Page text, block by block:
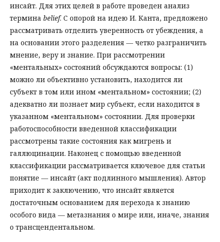
инсайт. Для этих целей в работе проведен анализ
термина belief. С опорой на идею И. Канта, предложено
рассматривать отделить уверенность от убеждения, а
на основании этого разделения — четко разграничить
мнение, веру и знание. При рассмотрении
«ментальных» состояний обсуждаются вопросы: (1)
можно ли объективно установить, находится ли
субъект в том или ином «ментальном» состоянии; (2)
адекватно ли познает мир субъект, если находится в
указанном «ментальном» состоянии. Для проверки
работоспособности введенной классификации
рассмотрены такие состояния как мигрень и
галлюцинации. Наконец с помощью введенной
классификации рассматривается ключевое для статьи
понятие — инсайт (акт подлинного мышления). Автор
приходит к заключению, что инсайт является
достаточным основанием для перехода к знанию
особого вида — метазнания о мире или, иначе, знания
о трансцендентальном.